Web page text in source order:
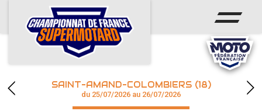
ACCUEIL
ACTUS
CALENDRIER
CHAMPIONNAT
SAINT-AMAND-COLOMBIERS (18)
du 25/07/2026 au 26/07/2026